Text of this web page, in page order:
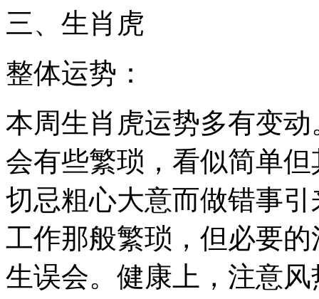
三、生肖虎
整体运势：
本周生肖虎运势多有变
会有些繁琐，看似简单
切忌粗心大意而做错事
工作那般繁琐，但必要
生误会。健康上，注意